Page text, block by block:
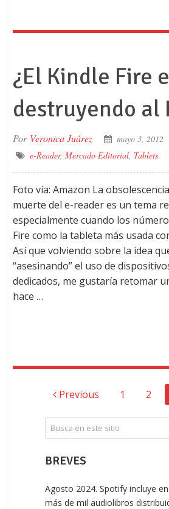
¿El Kindle Fire
destruyendo al
Por Veronica Juárez
mayo 3, 2012
e-Reader, Mercado Editorial, Tablets
Foto vía: Amazon La
muerte del e-reader es un tema
especialmente cuando los
Fire como la tableta más usada
Así que volviendo sobre la idea
“asesinando” el uso de
dedicados, me gustaría retomar
hace …
NAVEGACIÓN
ENTRADAS
Previous 1 2
BREVES
Agosto 2024. Spotify incluye
más de mil audiolibros